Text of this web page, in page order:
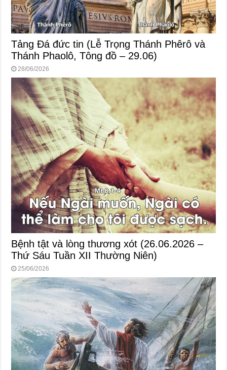
Tảng Đá đức tin (Lễ Trọng Thánh Phêrô và
Thánh Phaolô, Tông đồ – 29.06)
28/06/2026
Bệnh tật và lòng thương xót (26.06.2026 –
Thứ Sáu Tuần XII Thường Niên)
25/06/2026